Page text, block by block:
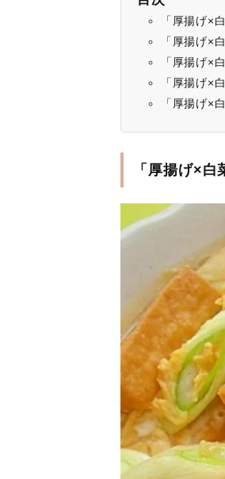
「厚揚げ×
「厚揚げ×
「厚揚げ×
「厚揚げ×
「厚揚げ×
「厚揚げ×